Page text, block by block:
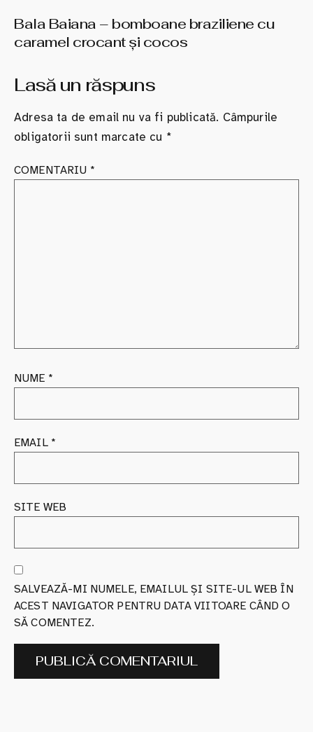
Bala Baiana – bomboane braziliene cu
caramel crocant şi cocos
Lasă un răspuns
Adresa ta de email nu va fi publicată. Câmpurile
obligatorii sunt marcate cu *
COMENTARIU *
NUME *
EMAIL *
SITE WEB
SALVEAZĂ-MI NUMELE, EMAILUL ȘI SITE-UL WEB ÎN
ACEST NAVIGATOR PENTRU DATA VIITOARE CÂND O
SĂ COMENTEZ.